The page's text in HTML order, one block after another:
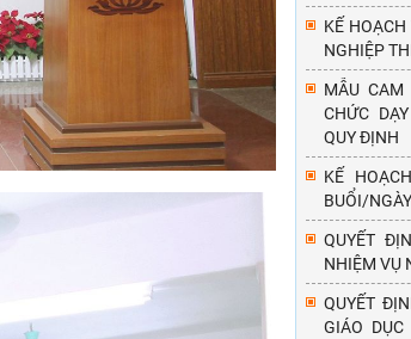
2025 - 2026
KẾ
NGHIỆP
MẪU CAM
CHỨC
QUY ĐỊNH
KẾ
BUỔI/
QUYẾT
NHIỆM VỤ
QUYẾT
GIÁO